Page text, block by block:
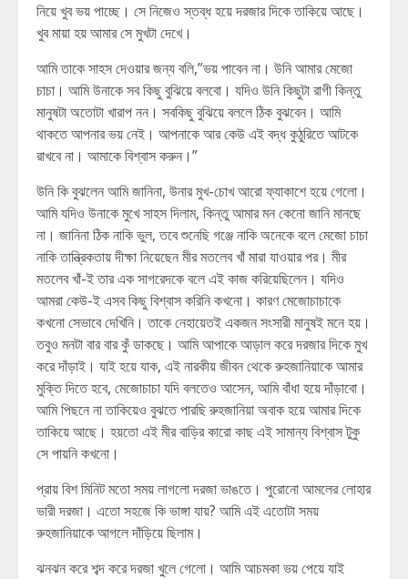
নিয়ে খুব ভয় পাচ্ছে। সে নিজেও স্তব্ধ হয়ে দরজার দিকে তাকিয়ে আছে।
খুব মায়া হয় আমার সে মুখটা দেখে।
আমি তাকে সাহস দেওয়ার জন্য বলি,”ভয় পাবেন না। উনি আমার মেজো
চাচা। আমি উনাকে সব কিছু বুঝিয়ে বলবো। যদিও উনি কিছুটা রাগী কিন্তু
মানুষটা অতোটা খারাপ নন। সবকিছু বুঝিয়ে বললে ঠিক বুঝবেন। আমি
থাকতে আপনার ভয় নেই। আপনাকে আর কেউ এই বদ্ধ কুঠুরিতে আটকে
রাখবে না। আমাকে বিশ্বাস করুন।”
উনি কি বুঝলেন আমি জানিনা, উনার মুখ-চোখ আরো ফ্যাকাশে হয়ে গেলো।
আমি যদিও উনাকে মুখে সাহস দিলাম, কিন্তু আমার মন কেনো জানি মানছে
না। জানিনা ঠিক নাকি ভুল, তবে শুনেছি গঞ্জে নাকি অনেকে বলে মেজো চাচা
নাকি তান্ত্রিকতায় দীক্ষা নিয়েছেন মীর মতলেব খাঁ মারা যাওয়ার পর। মীর
মতলেব খাঁ-ই তার এক সাগরেদকে বলে এই কাজ করিয়েছিলেন। যদিও
আমরা কেউ-ই এসব কিছু বিশ্বাস করিনি কখনো। কারণ মেজোচাচাকে
কখনো সেভাবে দেখিনি। তাকে নেহায়েতই একজন সংসারী মানুষই মনে হয়।
তবুও মনটা বার বার কুঁ ডাকছে। আমি আপাকে আড়াল করে দরজার দিকে মুখ
করে দাঁড়াই। যাই হয়ে যাক, এই নারকীয় জীবন থেকে রুহজানিয়াকে আমার
মুক্তি দিতে হবে, মেজোচাচা যদি বলতেও আসেন, আমি বাঁধা হয়ে দাঁড়াবো।
আমি পিছনে না তাকিয়েও বুঝতে পারছি রুহজানিয়া অবাক হয়ে আমার দিকে
তাকিয়ে আছে। হয়তো এই মীর বাড়ির কারো কাছ এই সামান্য বিশ্বাস টুকু
সে পায়নি কখনো।
প্রায় বিশ মিনিট মতো সময় লাগলো দরজা ভাঙতে। পুরোনো আমলের লোহার
ভারী দরজা। এতো সহজে কি ভাঙ্গা যায়? আমি এই এতোটা সময়
রুহজানিয়াকে আগলে দাঁড়িয়ে ছিলাম।
ঝনঝন করে শব্দ করে দরজা খুলে গেলো। আমি আচমকা ভয় পেয়ে যাই